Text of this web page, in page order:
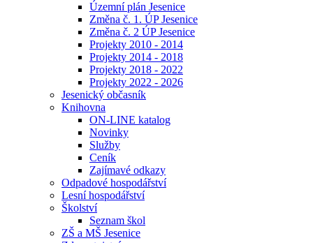
Územní plán Jesenice
Změna č. 1. ÚP Jesenice
Změna č. 2 ÚP Jesenice
Projekty 2010 - 2014
Projekty 2014 - 2018
Projekty 2018 - 2022
Projekty 2022 - 2026
Jesenický občasník
Knihovna
ON-LINE katalog
Novinky
Služby
Ceník
Zajímavé odkazy
Odpadové hospodářství
Lesní hospodářství
Školství
Seznam škol
ZŠ a MŠ Jesenice